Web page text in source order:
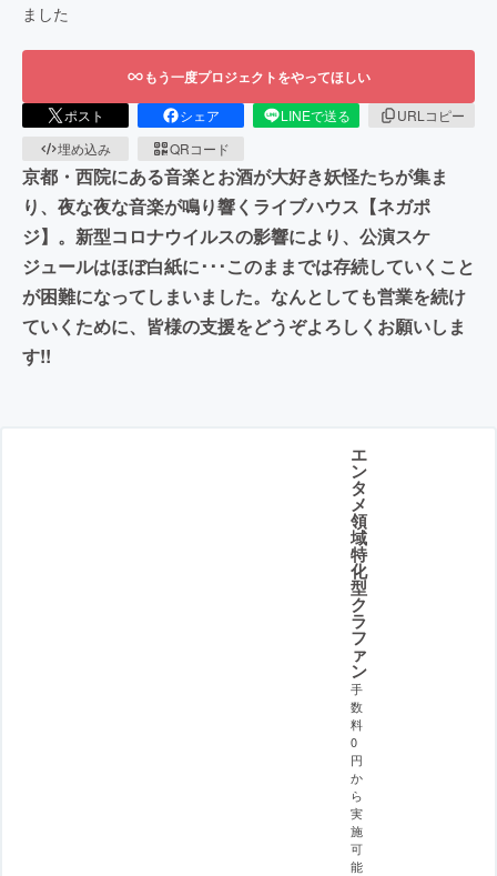
ました
もう一度プロジェクトをやってほしい
ポスト シェア LINEで送る
URLコピー
埋め込み
QRコード
京都・西院にある音楽とお酒が大好き妖怪たちが集ま
り、夜な夜な音楽が鳴り響くライブハウス【ネガポ
ジ】。新型コロナウイルスの影響により、公演スケ
ジュールはほぼ白紙に･･･このままでは存続していくこと
が困難になってしまいました。なんとしても営業を続け
ていくために、皆様の支援をどうぞよろしくお願いしま
す!!
エ
ン
タ
メ
領
域
特
化
型
ク
ラ
フ
ァ
ン
手
数
料
0
円
か
ら
実
施
可
能